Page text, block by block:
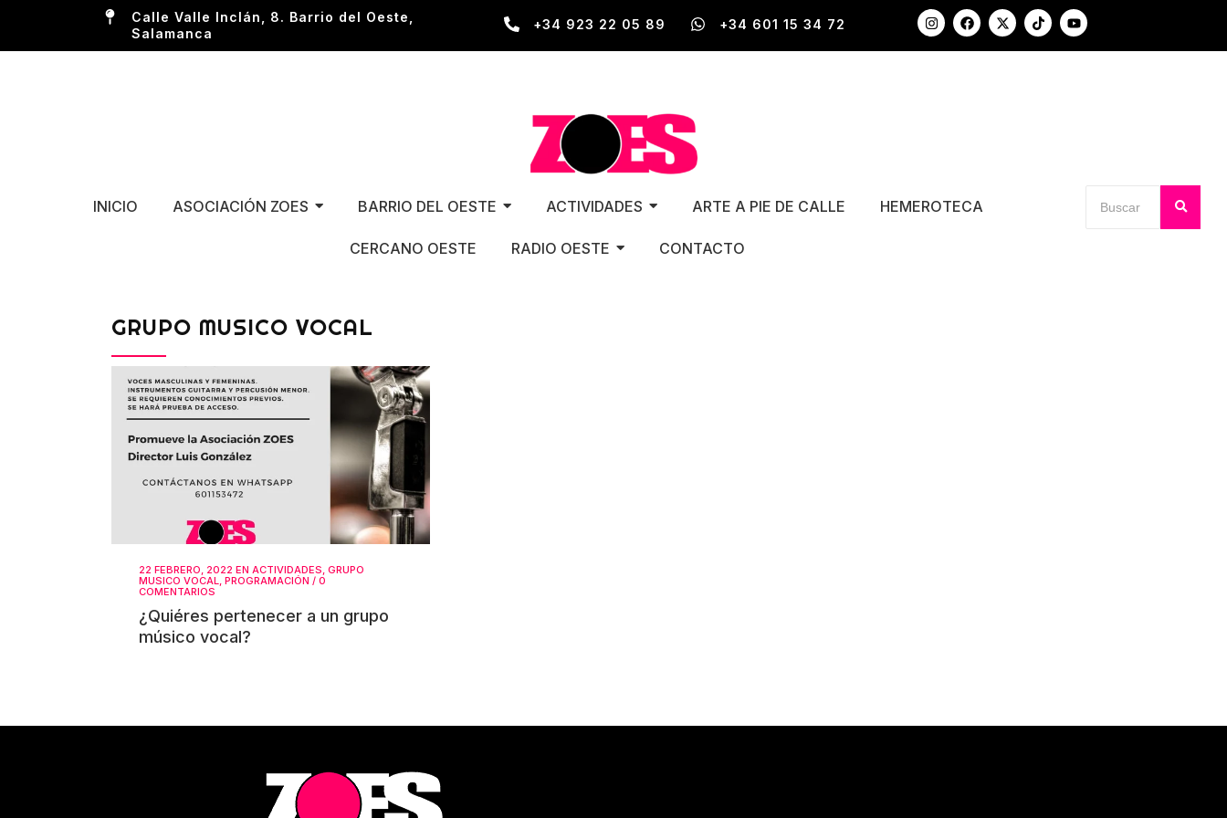
Calle Valle Inclán, 8. Barrio del Oeste,
Salamanca
+34 923 22 05 89 +34 601 15 34 72
INICIO ASOCIACIÓN ZOES BARRIO DEL OESTE ACTIVIDADES ARTE A PIE DE CALLE HEMEROTECA
CERCANO OESTE RADIO OESTE CONTACTO
GRUPO MUSICO VOCAL
22 FEBRERO, 2022 EN ACTIVIDADES, GRUPO
MUSICO VOCAL, PROGRAMACIÓN / 0
COMENTARIOS
¿Quiéres pertenecer a un grupo
músico vocal?